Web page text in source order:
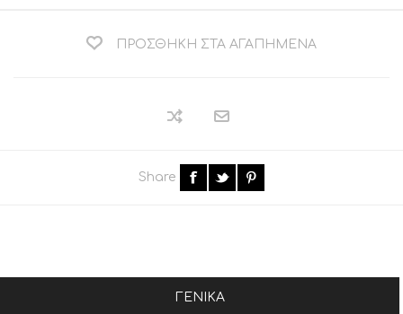
ΠΡΟΣΘΉΚΗ ΣΤΑ ΑΓΑΠΗΜΈΝΑ
Share
ΓΕΝΙΚΆ